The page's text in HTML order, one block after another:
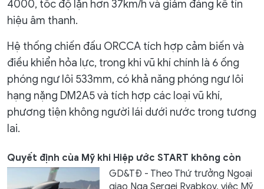
4000, tốc độ lặn hơn 37km/h và giảm đáng kể tín
hiệu âm thanh.
Hệ thống chiến đấu ORCCA tích hợp cảm biến và
điều khiển hỏa lực, trong khi vũ khí chính là 6 ống
phóng ngư lôi 533mm, có khả năng phóng ngư lôi
hạng nặng DM2A5 và tích hợp các loại vũ khí,
phương tiện không người lái dưới nước trong tương
lai.
Quyết định của Mỹ khi Hiệp ước START không còn
GD&TĐ - Theo Thứ trưởng Ngoại
giao Nga Sergei Ryabkov, việc Mỹ